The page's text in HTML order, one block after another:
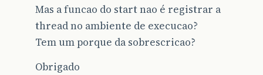
Mas a funcao do start nao é registrar a
thread no ambiente de execucao?
Tem um porque da sobrescricao?
Obrigado